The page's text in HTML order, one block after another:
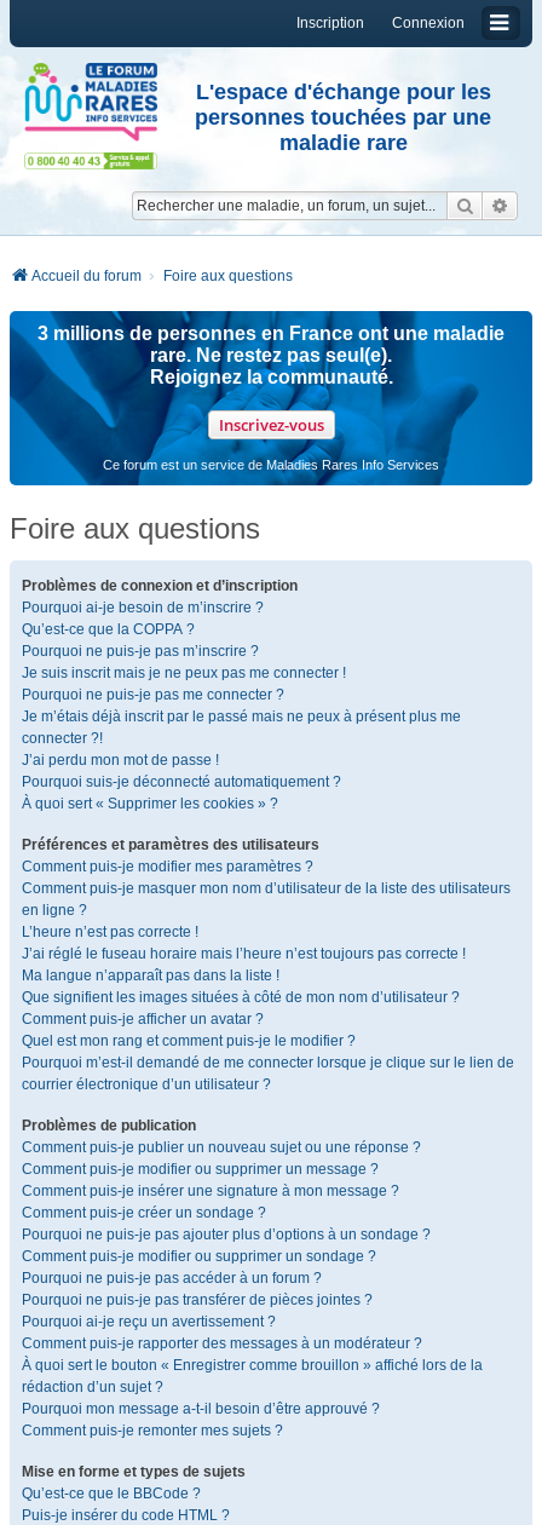
Connexion
Inscription
L'espace d'échange pour les
personnes touchées par une
maladie rare
Accueil du forum Foire aux questions
3 millions de personnes en France ont une maladie
rare. Ne restez pas seul(e).
Rejoignez la communauté.
Inscrivez-vous
Ce forum est un service de Maladies Rares Info Services
Foire aux questions
Problèmes de connexion et d’inscription
Pourquoi ai-je besoin de m’inscrire ?
Qu’est-ce que la COPPA ?
Pourquoi ne puis-je pas m’inscrire ?
Je suis inscrit mais je ne peux pas me connecter !
Pourquoi ne puis-je pas me connecter ?
Je m’étais déjà inscrit par le passé mais ne peux à présent plus me
connecter ?!
J’ai perdu mon mot de passe !
Pourquoi suis-je déconnecté automatiquement ?
À quoi sert « Supprimer les cookies » ?
Préférences et paramètres des utilisateurs
Comment puis-je modifier mes paramètres ?
Comment puis-je masquer mon nom d’utilisateur de la liste des utilisateurs
en ligne ?
L’heure n’est pas correcte !
J’ai réglé le fuseau horaire mais l’heure n’est toujours pas correcte !
Ma langue n’apparaît pas dans la liste !
Que signifient les images situées à côté de mon nom d’utilisateur ?
Comment puis-je afficher un avatar ?
Quel est mon rang et comment puis-je le modifier ?
Pourquoi m’est-il demandé de me connecter lorsque je clique sur le lien de
courrier électronique d’un utilisateur ?
Problèmes de publication
Comment puis-je publier un nouveau sujet ou une réponse ?
Comment puis-je modifier ou supprimer un message ?
Comment puis-je insérer une signature à mon message ?
Comment puis-je créer un sondage ?
Pourquoi ne puis-je pas ajouter plus d’options à un sondage ?
Comment puis-je modifier ou supprimer un sondage ?
Pourquoi ne puis-je pas accéder à un forum ?
Pourquoi ne puis-je pas transférer de pièces jointes ?
Pourquoi ai-je reçu un avertissement ?
Comment puis-je rapporter des messages à un modérateur ?
À quoi sert le bouton « Enregistrer comme brouillon » affiché lors de la
rédaction d’un sujet ?
Pourquoi mon message a-t-il besoin d’être approuvé ?
Comment puis-je remonter mes sujets ?
Mise en forme et types de sujets
Qu’est-ce que le BBCode ?
Puis-je insérer du code HTML ?